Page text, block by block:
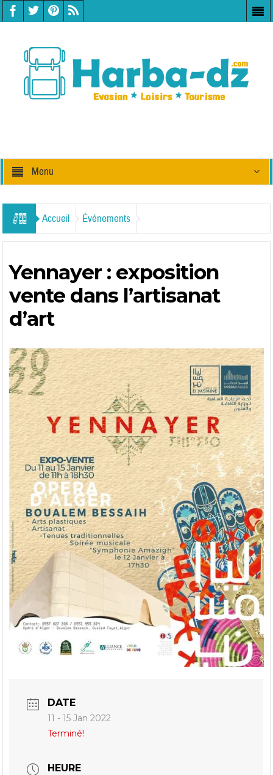
Menu
Accueil Événements
Yennayer : exposition
vente dans l’artisanat
d’art
DATE
11 - 15 Jan 2022
Terminé!
HEURE